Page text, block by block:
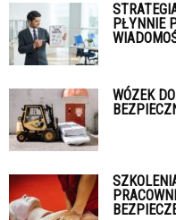
PŁYNNIE
WÓZEK